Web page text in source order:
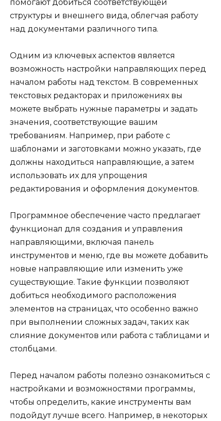
помогают добиться соответствующей
структуры и внешнего вида, облегчая работу
над документами различного типа.
Одним из ключевых аспектов является
возможность настройки направляющих перед
началом работы над текстом. В современных
текстовых редакторах и приложениях вы
можете выбрать нужные параметры и задать
значения, соответствующие вашим
требованиям. Например, при работе с
шаблонами и заготовками можно указать, где
должны находиться направляющие, а затем
использовать их для упрощения
редактирования и оформления документов.
Программное обеспечение часто предлагает
функционал для создания и управления
направляющими, включая панель
инструментов и меню, где вы можете добавить
новые направляющие или изменить уже
существующие. Такие функции позволяют
добиться необходимого расположения
элементов на страницах, что особенно важно
при выполнении сложных задач, таких как
слияние документов или работа с таблицами и
столбцами.
Перед началом работы полезно ознакомиться с
настройками и возможностями программы,
чтобы определить, какие инструменты вам
подойдут лучше всего. Например, в некоторых